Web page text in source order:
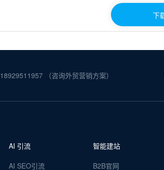
下
18929511957 （咨询外贸营销方案）
AI 引流
AI SEO引流
智能建站
B2B官网